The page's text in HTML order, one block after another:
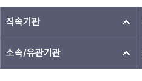
직속기관
소속/유관기관